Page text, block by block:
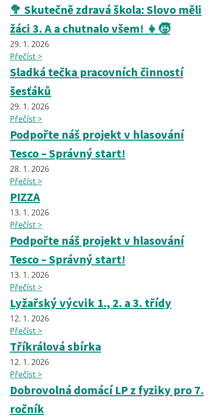
🥦 Skutečně zdravá škola: Slovo měli
žáci 3. A a chutnalo všem! 👧🧒
29. 1. 2026
Přečíst >
Sladká tečka pracovních činností
šesťáků
29. 1. 2026
Přečíst >
Podpořte náš projekt v hlasování
Tesco – Správný start!
28. 1. 2026
Přečíst >
PIZZA
13. 1. 2026
Přečíst >
Podpořte náš projekt v hlasování
Tesco – Správný start!
13. 1. 2026
Přečíst >
Lyžařský výcvik 1., 2. a 3. třídy
12. 1. 2026
Přečíst >
Tříkrálová sbírka
12. 1. 2026
Přečíst >
Dobrovolná domácí LP z fyziky pro 7.
ročník